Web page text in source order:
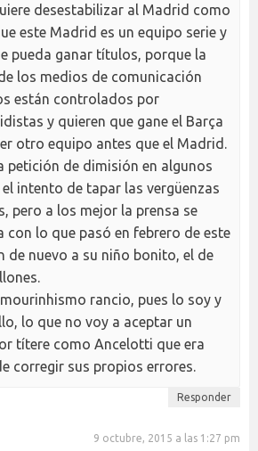
desestabilizar al Madrid como
este Madrid es un equipo serie y
pueda ganar títulos, porque la
los medios de comunicación
están controlados por
y quieren que gane el Barça
otro equipo antes que el Madrid.
petición de dimisión en algunos
intento de tapar las vergüenzas
pero a los mejor la prensa se
con lo que pasó en febrero de este
de nuevo a su niño bonito, el de
mourinhismo rancio, pues lo soy y
lo que no voy a aceptar un
títere como Ancelotti que era
corregir sus propios errores.
Responder
9 octubre, 2015 a las 1:27 pm